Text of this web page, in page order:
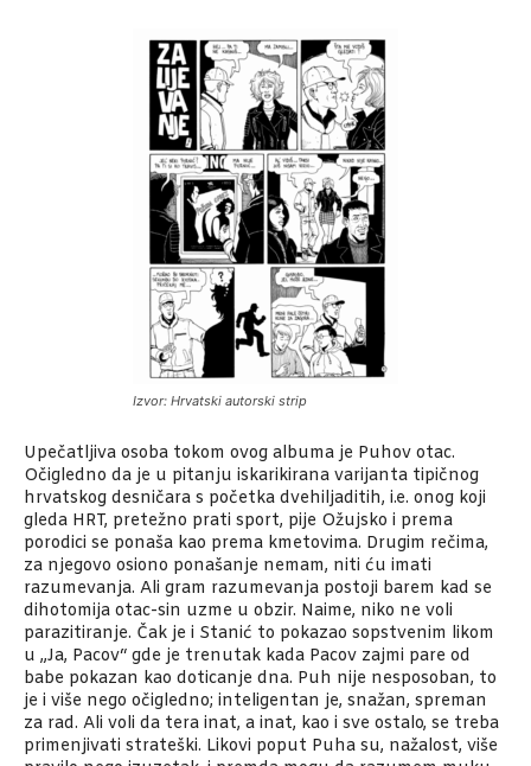
Izvor: Hrvatski autorski strip
Upečatljiva osoba tokom ovog albuma je Puhov otac.
Očigledno da je u pitanju iskarikirana varijanta tipičnog
hrvatskog desničara s početka dvehiljaditih, i.e. onog koji
gleda HRT, pretežno prati sport, pije Ožujsko i prema
porodici se ponaša kao prema kmetovima. Drugim rečima,
za njegovo osiono ponašanje nemam, niti ću imati
razumevanja. Ali gram razumevanja postoji barem kad se
dihotomija otac-sin uzme u obzir. Naime, niko ne voli
parazitiranje. Čak je i Stanić to pokazao sopstvenim likom
u „Ja, Pacov“ gde je trenutak kada Pacov zajmi pare od
babe pokazan kao doticanje dna. Puh nije nesposoban, to
je i više nego očigledno; inteligentan je, snažan, spreman
za rad. Ali voli da tera inat, a inat, kao i sve ostalo, se treba
primenjivati strateški. Likovi poput Puha su, nažalost, više